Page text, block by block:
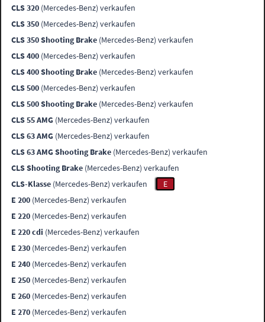
CLS 320 (Mercedes-Benz) verkaufen
CLS 350 (Mercedes-Benz) verkaufen
CLS 350 Shooting Brake (Mercedes-Benz) verkaufen
CLS 400 (Mercedes-Benz) verkaufen
CLS 400 Shooting Brake (Mercedes-Benz) verkaufen
CLS 500 (Mercedes-Benz) verkaufen
CLS 500 Shooting Brake (Mercedes-Benz) verkaufen
CLS 55 AMG (Mercedes-Benz) verkaufen
CLS 63 AMG (Mercedes-Benz) verkaufen
CLS 63 AMG Shooting Brake (Mercedes-Benz) verkaufen
CLS Shooting Brake (Mercedes-Benz) verkaufen
CLS-Klasse (Mercedes-Benz) verkaufen
E
E 200 (Mercedes-Benz) verkaufen
E 220 (Mercedes-Benz) verkaufen
E 220 cdi (Mercedes-Benz) verkaufen
E 230 (Mercedes-Benz) verkaufen
E 240 (Mercedes-Benz) verkaufen
E 250 (Mercedes-Benz) verkaufen
E 260 (Mercedes-Benz) verkaufen
E 270 (Mercedes-Benz) verkaufen